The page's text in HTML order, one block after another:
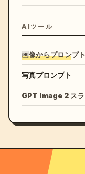
AIツール
画像からプロンプト
写真プロンプト
GPT Image 2 スラ